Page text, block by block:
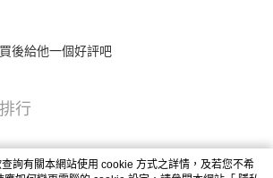
後給他一個好評吧
行
詢有關本網站使用 cookie 方式之詳情，及若您不希